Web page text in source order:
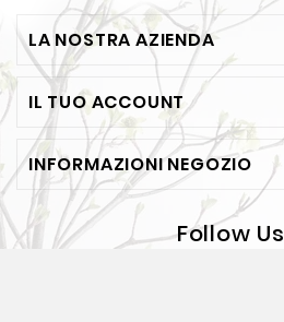
LA NOSTRA AZIENDA
IL TUO ACCOUNT
INFORMAZIONI NEGOZIO
Follow Us